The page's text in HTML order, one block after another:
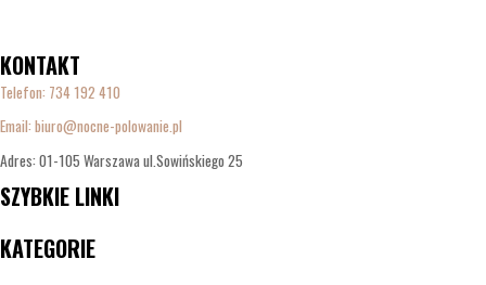
KONTAKT
Telefon: 734 192 410
Email: biuro@nocne-polowanie.pl
Adres: 01-105 Warszawa ul.Sowińskiego 25
SZYBKIE LINKI
KATEGORIE